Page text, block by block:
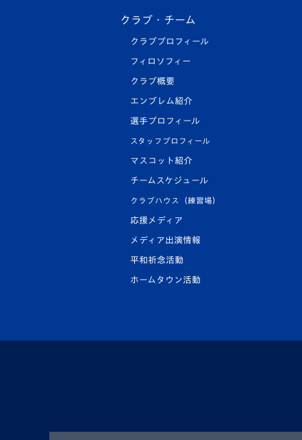
クラブ・チーム
クラブプロフィール
フィロソフィー
クラブ概要
エンブレム紹介
選手プロフィール
スタッフプロフィール
マスコット紹介
チームスケジュール
クラブハウス（練習場）
応援メディア
メディア出演情報
平和祈念活動
ホームタウン活動